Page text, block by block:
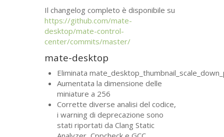
Il changelog completo è disponibile su
https://github.com/mate-
desktop/mate-control-
center/commits/master/
mate-desktop
Eliminata
Aumentata la dimensione delle
miniature a 256
Corrette diverse analisi del codice,
i warning di deprecazione sono
stati riportati da Clang Static